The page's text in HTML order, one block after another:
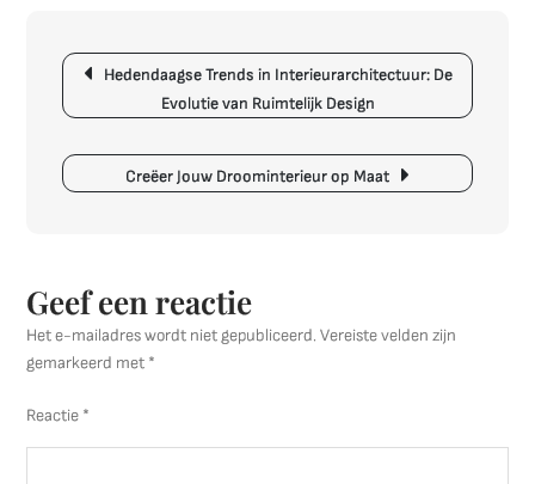
Berichtnavigatie
Hedendaagse Trends in Interieurarchitectuur: De
Evolutie van Ruimtelijk Design
Creëer Jouw Droominterieur op Maat
Geef een reactie
Het e-mailadres wordt niet gepubliceerd. Vereiste velden zijn
gemarkeerd met *
Reactie *